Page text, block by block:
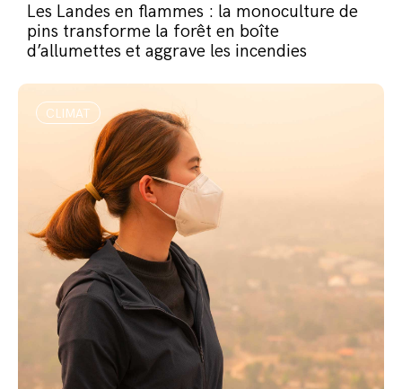
Les Landes en flammes : la monoculture de
pins transforme la forêt en boîte
d’allumettes et aggrave les incendies
CLIMAT